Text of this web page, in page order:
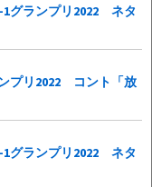
グランプリ2022 ネタ
プリ2022 コント「放
グランプリ2022 ネタ